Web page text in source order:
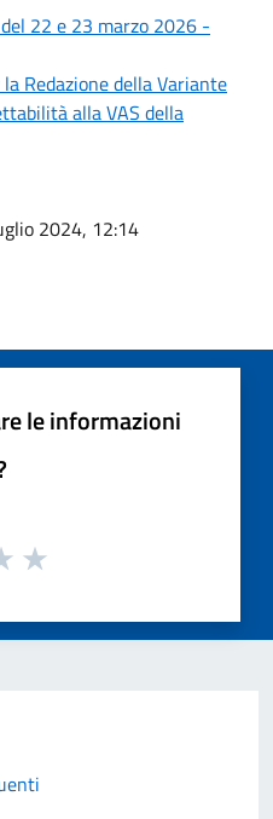
22 e 23 marzo 2026 -
Redazione della Variante
alla VAS della
2024, 12:14
le informazioni